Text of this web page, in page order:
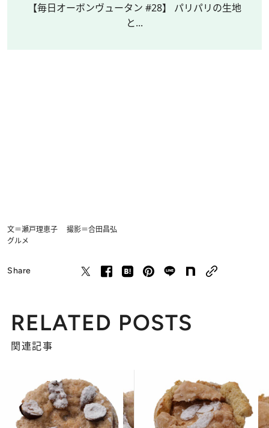
【毎日オーボンヴュータン #28】 パリパリの生地
と...
文＝瀬戸理恵子 撮影＝合田昌弘
グルメ
Share
RELATED POSTS
関連記事